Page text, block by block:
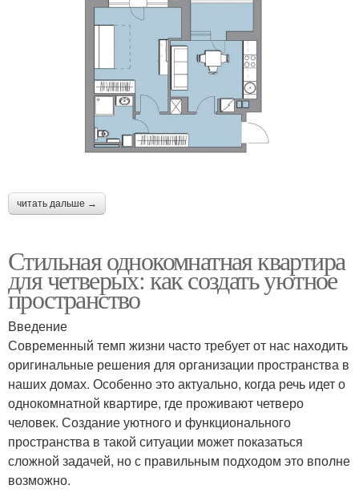
читать дальше →
Стильная однокомнатная квартира
для четверых: как создать уютное
пространство
Введение
Современный темп жизни часто требует от нас находить
оригинальные решения для организации пространства в
наших домах. Особенно это актуально, когда речь идет о
однокомнатной квартире, где проживают четверо
человек. Создание уютного и функционального
пространства в такой ситуации может показаться
сложной задачей, но с правильным подходом это вполне
возможно.